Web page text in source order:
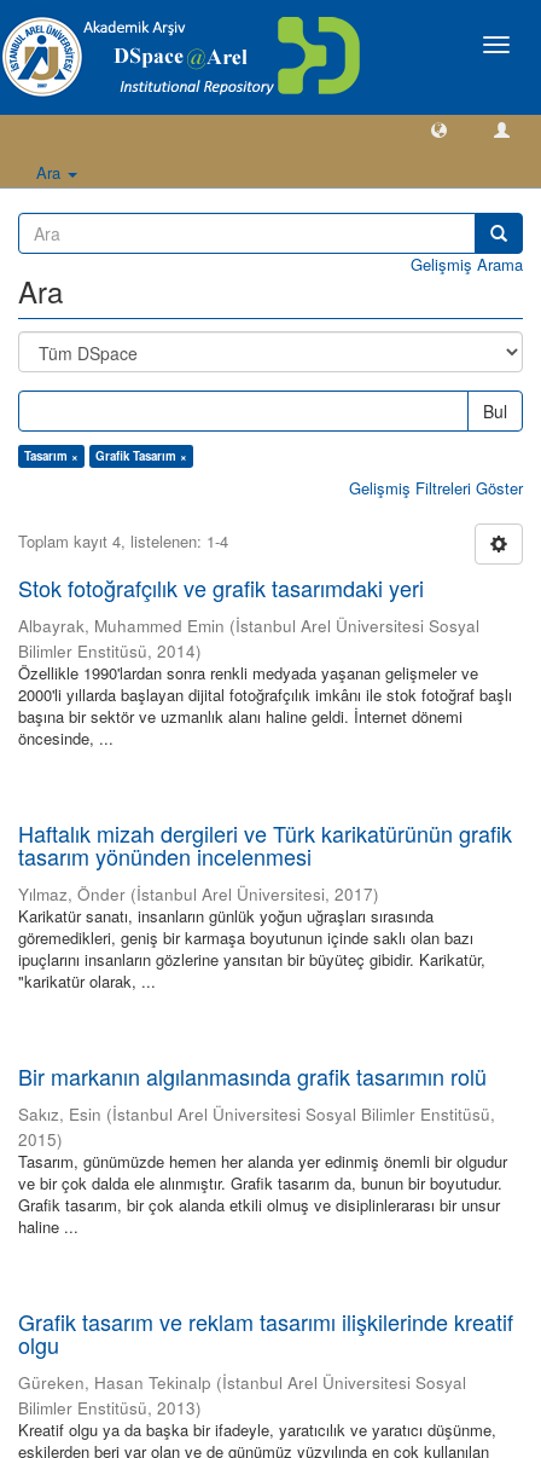
Geçiş
Ara
Gelişmiş Arama
Ara
Bul
Tasarım × Grafik Tasarım ×
Gelişmiş Filtreleri Göster
Toplam kayıt 4, listelenen: 1-4
Stok fotoğrafçılık ve grafik tasarımdaki yeri
Albayrak, Muhammed Emin (İstanbul Arel Üniversitesi Sosyal
Bilimler Enstitüsü, 2014)
Özellikle 1990'lardan sonra renkli medyada yaşanan gelişmeler ve
2000'li yıllarda başlayan dijital fotoğrafçılık imkânı ile stok fotoğraf başlı
başına bir sektör ve uzmanlık alanı haline geldi. İnternet dönemi
öncesinde, ...
Haftalık mizah dergileri ve Türk karikatürünün grafik
tasarım yönünden incelenmesi
Yılmaz, Önder (İstanbul Arel Üniversitesi, 2017)
Karikatür sanatı, insanların günlük yoğun uğraşları sırasında
göremedikleri, geniş bir karmaşa boyutunun içinde saklı olan bazı
ipuçlarını insanların gözlerine yansıtan bir büyüteç gibidir. Karikatür,
"karikatür olarak, ...
Bir markanın algılanmasında grafik tasarımın rolü
Sakız, Esin (İstanbul Arel Üniversitesi Sosyal Bilimler Enstitüsü,
2015)
Tasarım, günümüzde hemen her alanda yer edinmiş önemli bir olgudur
ve bir çok dalda ele alınmıştır. Grafik tasarım da, bunun bir boyutudur.
Grafik tasarım, bir çok alanda etkili olmuş ve disiplinlerarası bir unsur
haline ...
Grafik tasarım ve reklam tasarımı ilişkilerinde kreatif
olgu
Güreken, Hasan Tekinalp (İstanbul Arel Üniversitesi Sosyal
Bilimler Enstitüsü, 2013)
Kreatif olgu ya da başka bir ifadeyle, yaratıcılık ve yaratıcı düşünme,
eskilerden beri var olan ve de günümüz yüzyılında en çok kullanılan